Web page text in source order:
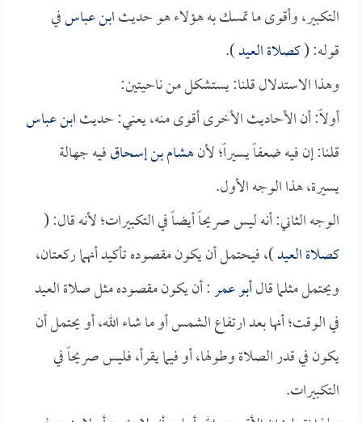
التكبير، وأقوى ما تمسك به هؤلاء هو حديثابن عباسفي
قوله: (كصلاة العيد).
وهذا الاستدلال قلنا: يستشكل من ناحيتين:
أولاً: أن الأحاديث الأخرى أقوى منه، يعني: حديثابن عباس
قلنا: إن فيه ضعفاً يسيراً؛ لأنهشام بن إسحاقفيه جهالة
يسيرة، هذا الوجه الأول.
الوجه الثاني: أنه ليس صريحاً أيضاً في التكبيرات؛ لأنه قال: (
كصلاة العيد)، فيحتمل أن يكون مقصوده تأكيد أنهما ركعتان،
ويحتمل مثلما قالأبو عمر: أن يكون مقصوده مثل صلاة العيد
في الوقت؛ أنها بعد ارتفاع الشمس أو ما شاء الله، أو يحتمل أن
يكون في قدر الصلاة وطولها، أو فيما يقرأ، فليس صريحاً في
التكبيرات.